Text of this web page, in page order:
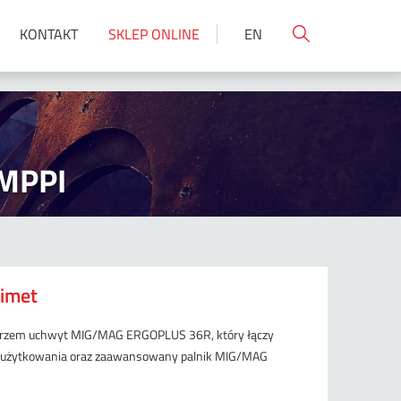
Uchwyty spawalnicze
Metoda MIG/MAG
Metoda TIG
Elektrody wolframowe
KONTAKT SKLEP ONLINE EN
uchwyt MIG/MAG ERGOPLUS 36R, który łączy
oraz zaawansowany palnik MIG/MAG